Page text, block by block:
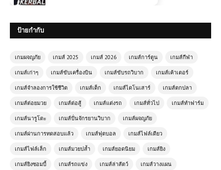
(PC) LEGO Batman: Legacy of the
Free Download
โหลดเกมส์ (PC) ฟรี The Callisto
Protocol เกมสยองขวัญเอาชีวิตรอดสุด
ป้ายกำกับ
เกมผจญภัย เกมส์ 2025 เกมส์ 2026 เกมส์การ์ตูน เกมส์กีฬา
เกมส์เก่าๆ เกมส์ขับเครื่องบิน เกมส์ขับรถวิบาก เกมส์เค้าเตอร์
เกมส์จำลองการใช้ชีวิต เกมส์เด็ก เกมส์ไดโนเสาร์ เกมส์ตกปลา
เกมส์ต่อยมวย เกมส์ต่อสู้ เกมส์แต่งรถ เกมส์ทั่วไป เกมส์ทำฟาร์ม
เกมส์นารูโตะ เกมส์ปั่นจักรยานวิบาก เกมส์ผจญภัย
เกมส์ผ่านการทดสอบแล้ว เกมส์ฟุตบอล เกมส์ไฟล์เดียว
เกมส์ไฟล์เล็ก เกมส์มวยปล้ำ เกมส์ยอดนิยม เกมส์ยิง
เกมส์ยิงซอมบี้ เกมส์รถแข่ง เกมส์ล่าสัตว์ เกมส์วางแผน